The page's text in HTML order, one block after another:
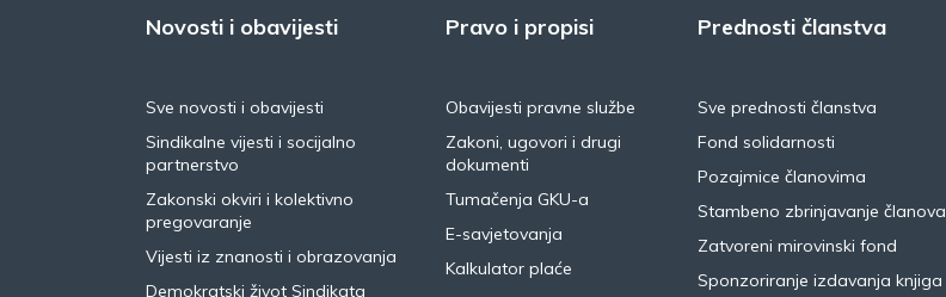
Novosti i obavijesti
Sve novosti i obavijesti
Sindikalne vijesti i socijalno
partnerstvo
Zakonski okviri i kolektivno
pregovaranje
Vijesti iz znanosti i obrazovanja
Demokratski život Sindikata
Pravo i propisi
Obavijesti pravne službe
Zakoni, ugovori i drugi
dokumenti
Tumačenja GKU-a
E-savjetovanja
Kalkulator plaće
Prednosti članstva
Sve prednosti članstva
Fond solidarnosti
Pozajmice članovima
Stambeno zbrinjavanje članova
Zatvoreni mirovinski fond
Sponzoriranje izdavanja knjiga